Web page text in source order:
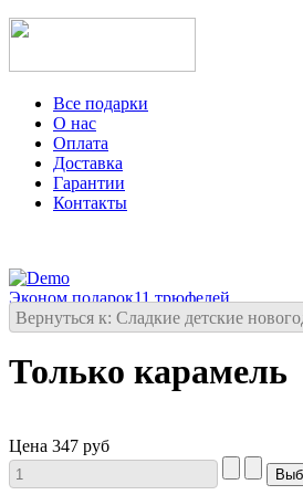
Все подарки
О нас
Оплата
Доставка
Гарантии
Контакты
Эконом подарок11 трюфелей
Вернуться к: Сладкие детские
Только карамель
Цена 347 руб